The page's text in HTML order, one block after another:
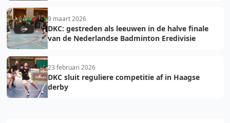
9 maart 2026
DKC: gestreden als leeuwen in de halve finale
van de Nederlandse Badminton Eredivisie
23 februari 2026
DKC sluit reguliere competitie af in Haagse
derby